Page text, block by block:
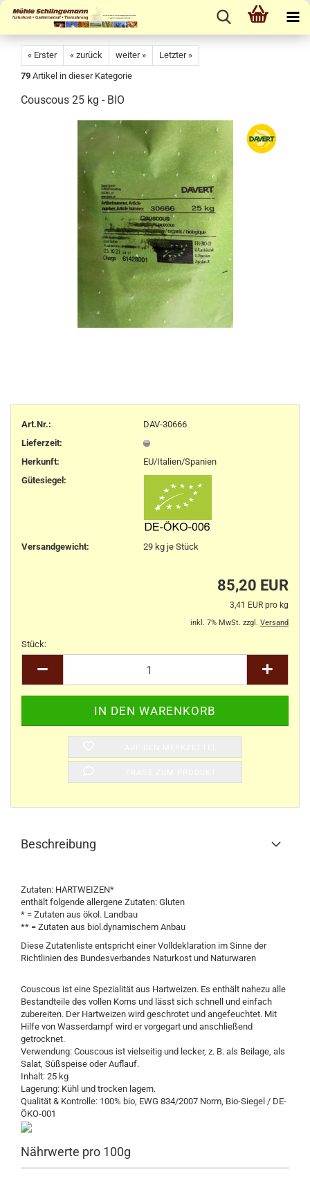
« Erster « zurück weiter »
Letzter »
79 Artikel in dieser Kategorie
Couscous 25 kg - BIO
Art.Nr.:
DAV-30666
Lieferzeit:
Herkunft:
EU/Italien/Spanien
Gütesiegel:
Versandgewicht: 29kg je Stück
85,20 EUR
3,41 EUR pro kg
inkl. 7% MwSt. zzgl. Versand
Stück:
Beschreibung
Zutaten: HARTWEIZEN*
enthält folgende allergene Zutaten: Gluten
* = Zutaten aus ökol. Landbau
** = Zutaten aus biol.dynamischem Anbau
Diese Zutatenliste entspricht einer Volldeklaration im Sinne der
Richtlinien des Bundesverbandes Naturkost und Naturwaren
Couscous ist eine Spezialität aus Hartweizen. Es enthält nahezu alle
Bestandteile des vollen Korns und lässt sich schnell und einfach
zubereiten. Der Hartweizen wird geschrotet und angefeuchtet. Mit
Hilfe von Wasserdampf wird er vorgegart und anschließend
getrocknet.
Verwendung: Couscous ist vielseitig und lecker, z. B. als Beilage, als
Salat, Süßspeise oder Auflauf.
Inhalt: 25 kg
Lagerung: Kühl und trocken lagern.
Qualität & Kontrolle: 100% bio, EWG 834/2007 Norm, Bio-Siegel / DE-
ÖKO-001
Nährwerte pro 100g